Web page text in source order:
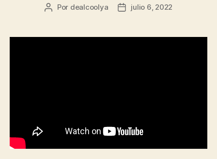
Autor
entrada
Por dealcoolya
Fecha
entrada
julio 6, 2022